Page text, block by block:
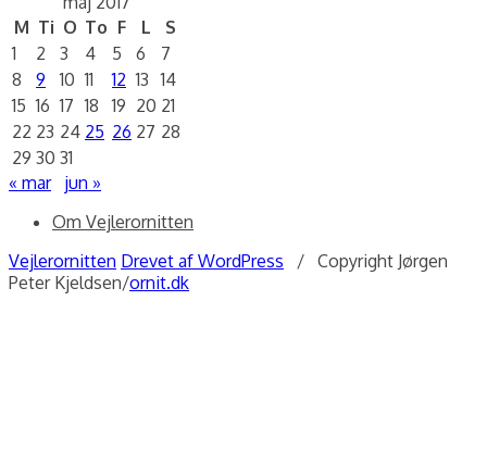
M Ti O To F L
S
1
2 3 4 5 6
7
8
9 10 11 12 13 14
15 16 17 18 19 20 21
22 23 24 25 26 27 28
29 30 31
« mar
jun »
Om Vejlerornitten
Vejlerornitten Drevet af WordPress / Copyright Jørgen
Peter Kjeldsen/ornit.dk